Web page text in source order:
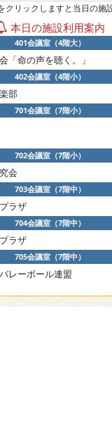
クリックしますと当日の施
本日の施設利用案内
401会議室（4階大）
命の声を聴く。」
402会議室（4階小）
部
701会議室（7階小）
702会議室（7階小）
会
703会議室（7階中）
ラザ
704会議室（7階中）
ラザ
705会議室（7階中）
レーボール連盟